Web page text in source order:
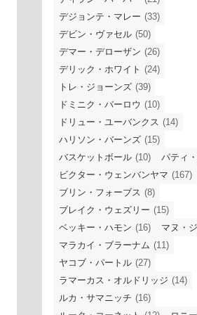
デジョンテ・マレー (33)
デビン・ヴァセル (50)
デマー・デローザン (26)
デリック・ホワイト (24)
トレ・ジョーンズ (39)
ドミニク・バーロウ (10)
ドリュー・ユーバンクス (14)
ハリソン・バーンズ (15)
バスケットボール (10) パティ
ビクター・ウェンバンヤマ (167)
ブリン・フォーブス (8)
ブレイク・ウェズリー (15)
ベッキー・ハモン (16) マヌ・
マラカイ・ブラーナム (11)
ヤコブ・パートル (27)
ラマーカス・オルドリッジ (14)
ルカ・サマニッチ (16)